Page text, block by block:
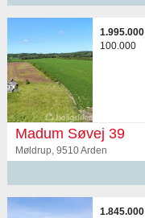
1.995.000
100.000
Madum Søvej 39
Møldrup, 9510 Arden
1.845.000